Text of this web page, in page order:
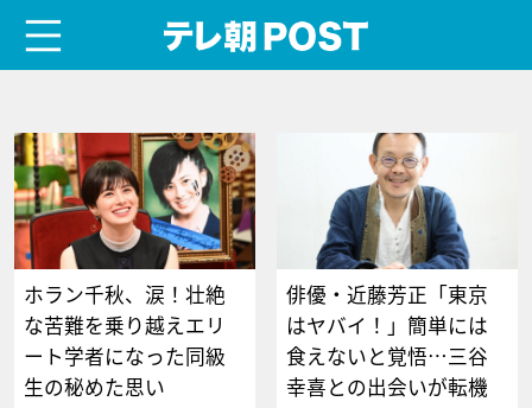
ホラン千秋、涙！壮絶
な苦難を乗り越えエリ
ート学者になった同級
生の秘めた思い
俳優・近藤芳正「東京
はヤバイ！」簡単には
食えないと覚悟…三谷
幸喜との出会いが転機